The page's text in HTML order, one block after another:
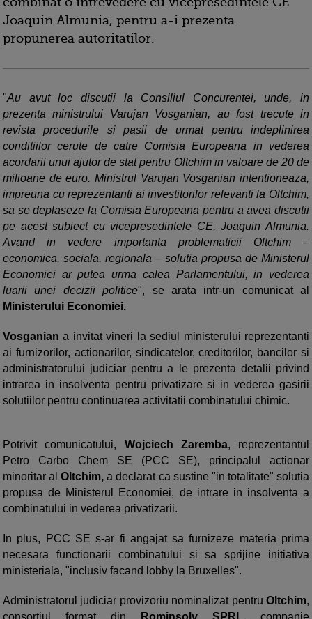
Joaquin Almunia, pentru a-i prezenta
propunerea autoritatilor.
"Au avut loc discutii la Consiliul Concurentei, unde, in
prezenta ministrului Varujan Vosganian, au fost trecute in
revista procedurile si pasii de urmat pentru indeplinirea
conditiilor cerute de catre Comisia Europeana in vederea
acordarii unui ajutor de stat pentru Oltchim in valoare de 20 de
milioane de euro. Ministrul Varujan Vosganian intentioneaza,
impreuna cu reprezentanti ai investitorilor relevanti la Oltchim,
sa se deplaseze la Comisia Europeana pentru a avea discutii
pe acest subiect cu vicepresedintele CE, Joaquin Almunia.
Avand in vedere importanta problematicii Oltchim –
economica, sociala, regionala – solutia propusa de Ministerul
Economiei ar putea urma calea Parlamentului, in vederea
luarii unei decizii politice", se arata intr-un comunicat al
Ministerului Economiei.
Vosganian a invitat vineri la sediul ministerului reprezentanti
ai furnizorilor, actionarilor, sindicatelor, creditorilor, bancilor si
administratorului judiciar pentru a le prezenta detalii privind
intrarea in insolventa pentru privatizare si in vederea gasirii
solutiilor pentru continuarea activitatii combinatului chimic.
Potrivit comunicatului, Wojciech Zaremba, reprezentantul
Petro Carbo Chem SE (PCC SE), principalul actionar
minoritar al Oltchim, a declarat ca sustine "in totalitate" solutia
propusa de Ministerul Economiei, de intrare in insolventa a
combinatului in vederea privatizarii.
In plus, PCC SE s-ar fi angajat sa furnizeze materia prima
necesara functionarii combinatului si sa sprijine initiativa
ministeriala, "inclusiv facand lobby la Bruxelles".
Administratorul judiciar provizoriu nominalizat pentru Oltchim,